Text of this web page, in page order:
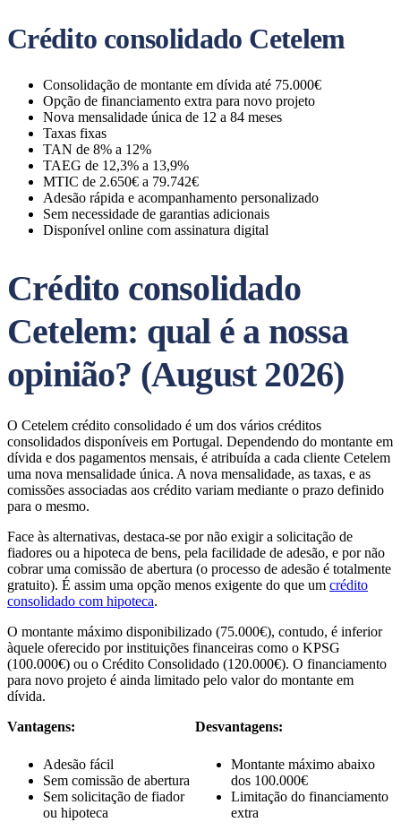
Crédito consolidado Cetelem
Consolidação de montante em dívida até 75.000€
Opção de financiamento extra para novo projeto
Nova mensalidade única de 12 a 84 meses
Taxas fixas
TAN de 8% a 12%
TAEG de 12,3% a 13,9%
MTIC de 2.650€ a 79.742€
Adesão rápida e acompanhamento personalizado
Sem necessidade de garantias adicionais
Disponível online com assinatura digital
Crédito consolidado
Cetelem: qual é a nossa
opinião? (August 2026)
O Cetelem crédito consolidado é um dos vários créditos
consolidados disponíveis em Portugal. Dependendo do montante em
dívida e dos pagamentos mensais, é atribuída a cada cliente Cetelem
uma nova mensalidade única. A nova mensalidade, as taxas, e as
comissões associadas aos crédito variam mediante o prazo definido
para o mesmo.
Face às alternativas, destaca-se por não exigir a solicitação de
fiadores ou a hipoteca de bens, pela facilidade de adesão, e por não
cobrar uma comissão de abertura (o processo de adesão é totalmente
gratuito). É assim uma opção menos exigente do que um crédito
consolidado com hipoteca.
O montante máximo disponibilizado (75.000€), contudo, é inferior
àquele oferecido por instituições financeiras como o KPSG
(100.000€) ou o Crédito Consolidado (120.000€). O financiamento
para novo projeto é ainda limitado pelo valor do montante em
dívida.
Vantagens:
Adesão fácil
Sem comissão de abertura
Sem solicitação de fiador
ou hipoteca
Desvantagens:
Montante máximo abaixo
dos 100.000€
Limitação do financiamento
extra